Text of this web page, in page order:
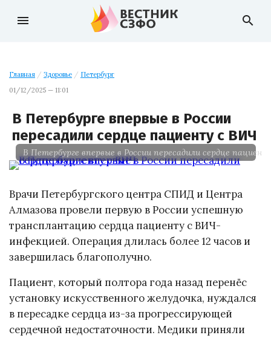
menu search
Главная / Здоровье / Петербург
01/12/2025 — 11:01
В Петербурге впервые в России
пересадили сердце пациенту с ВИЧ
В Петербурге впервые в России пересадили сердце
Врачи Петербургского центра СПИД и Центра
Алмазова провели первую в России успешную
трансплантацию сердца пациенту с ВИЧ-
инфекцией. Операция длилась более 12 часов и
завершилась благополучно.
Пациент, который полтора года назад перенёс
установку искусственного желудочка, нуждался
в пересадке сердца из-за прогрессирующей
сердечной недостаточности. Медики приняли